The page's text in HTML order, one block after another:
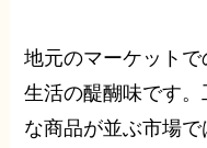
地元のマーケット
生活の醍醐味です
な商品が並ぶ市場